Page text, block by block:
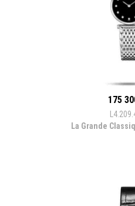
175
La Grande